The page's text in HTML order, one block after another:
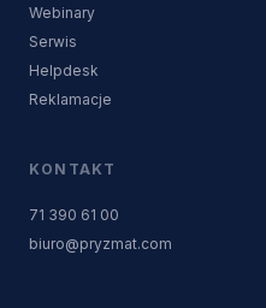
Webinary
Serwis
Helpdesk
Reklamacje
KONTAKT
71 390 61 00
biuro@pryzmat.com